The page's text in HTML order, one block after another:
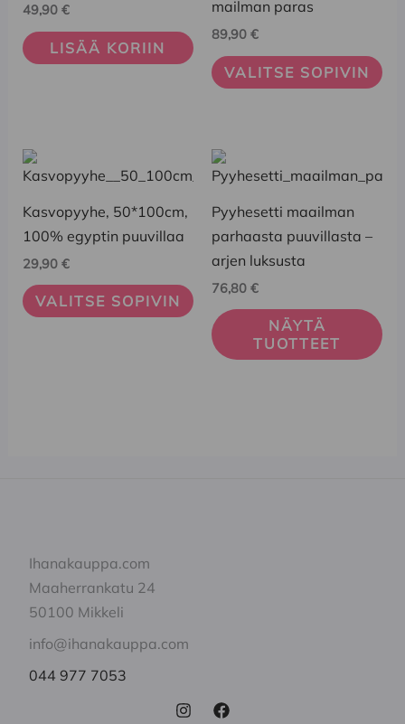
49,90 €
LISÄÄ KORIIN
mailman paras
89,90 €
VALITSE SOPIVIN
Voit
tehdä
valinnat
tuotteen
Kasvopyyhe, 50*100cm,
100% egyptin puuvillaa
29,90 €
VALITSE SOPIVIN
Tällä
tuotteella
on
useampi
muunnelma.
Voit
tehdä
Pyyhesetti maailman
parhaasta puuvillasta –
arjen luksusta
76,80 €
NÄYTÄ
TUOTTEET
Ihanakauppa.com
Maaherrankatu 24
50100 Mikkeli
info@ihanakauppa.com
044 977 7053